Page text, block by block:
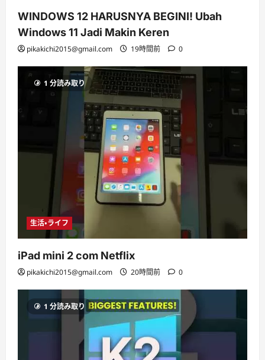
WINDOWS 12 HARUSNYA BEGINI! Ubah
Windows 11 Jadi Makin Keren
pikakichi2015@gmail.com 19時間前 0
1 分読み取り
生活・ライフ
iPad mini 2 com Netflix
pikakichi2015@gmail.com 20時間前 0
1 分読み取り